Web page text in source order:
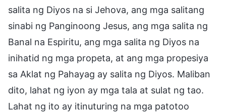
salita ng Diyos na si Jehova, ang mga salitang
sinabi ng Panginoong Jesus, ang mga salita ng
Banal na Espiritu, ang mga salita ng Diyos na
inihatid ng mga propeta, at ang mga propesiya
sa Aklat ng Pahayag ay salita ng Diyos. Maliban
dito, lahat ng iyon ay mga tala at sulat ng tao.
Lahat ng ito ay itinuturing na mga patotoo